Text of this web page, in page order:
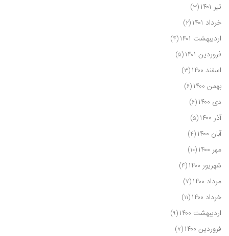
تیر ۱۴۰۱ (۳)
خرداد ۱۴۰۱ (۲)
اردیبهشت ۱۴۰۱ (۴)
فروردین ۱۴۰۱ (۵)
اسفند ۱۴۰۰ (۳)
بهمن ۱۴۰۰ (۶)
دی ۱۴۰۰ (۶)
آذر ۱۴۰۰ (۵)
آبان ۱۴۰۰ (۴)
مهر ۱۴۰۰ (۱۰)
شهریور ۱۴۰۰ (۴)
مرداد ۱۴۰۰ (۷)
خرداد ۱۴۰۰ (۱۱)
اردیبهشت ۱۴۰۰ (۹)
فروردین ۱۴۰۰ (۷)